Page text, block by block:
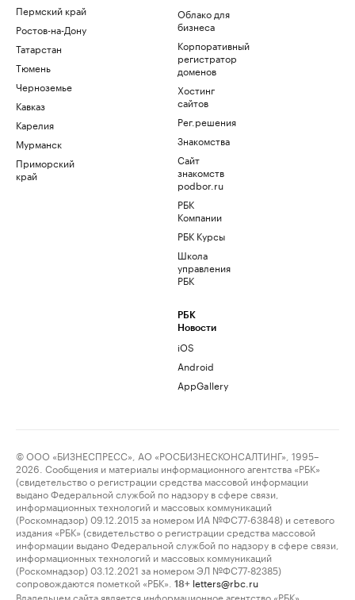
Пермский край
Ростов-на-Дону
Татарстан
Тюмень
Черноземье
Кавказ
Карелия
Мурманск
Приморский
край
Облако для
бизнеса
Корпоративный
регистратор
доменов
Хостинг
сайтов
Рег.решения
Знакомства
Сайт
знакомств
podbor.ru
РБК
Компании
РБК Курсы
Школа
управления
РБК
РБК
Новости
iOS
Android
AppGallery
© ООО «БИЗНЕСПРЕСС», АО «РОСБИЗНЕСКОНСАЛТИНГ», 1995–
2026. Сообщения и материалы информационного агентства «РБК»
(свидетельство о регистрации средства массовой информации
выдано Федеральной службой по надзору в сфере связи,
информационных технологий и массовых коммуникаций
(Роскомнадзор) 09.12.2015 за номером ИА №ФС77-63848) и сетевого
издания «РБК» (свидетельство о регистрации средства массовой
информации выдано Федеральной службой по надзору в сфере связи,
информационных технологий и массовых коммуникаций
(Роскомнадзор) 03.12.2021 за номером ЭЛ №ФС77-82385)
сопровождаются пометкой «РБК».
18+ letters@rbc.ru
Владельцем сайта является информационное агентство «РБК».